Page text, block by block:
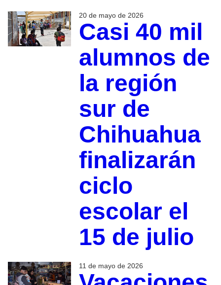
20 de mayo de 2026
Casi 40 mil
alumnos de
la región
sur de
Chihuahua
finalizarán
ciclo
escolar el
15 de julio
11 de mayo de 2026